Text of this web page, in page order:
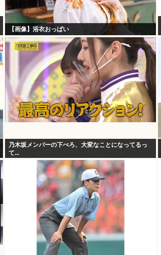
【画像】浴衣おっぱい
乃木坂メンバーの下ぺろ、大変なことになってるっ
て...